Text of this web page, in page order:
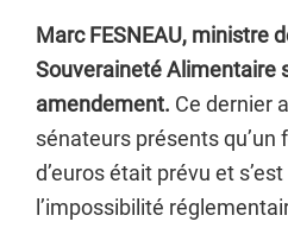
Marc FESNEAU, ministre
Souveraineté Alimentaire
amendement. Ce dernier
sénateurs présents qu’un
d’euros était prévu et
l’impossibilité